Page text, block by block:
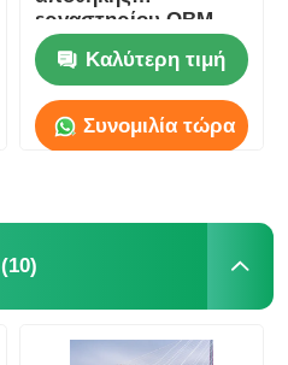
εργαστηρίου OBM
Steel Structure Shed
Καλύτερη τιμή
Συνομιλία τώρα
(10)